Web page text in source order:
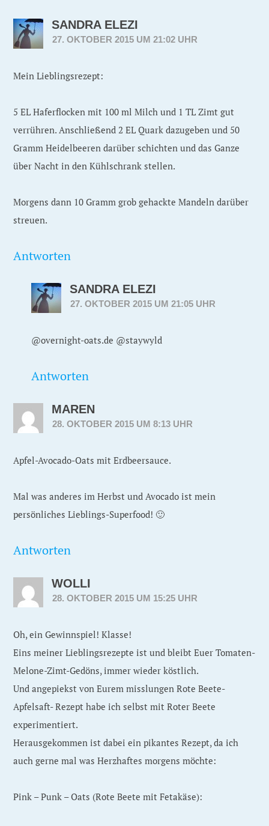
SANDRA ELEZI
27. OKTOBER 2015 UM 21:02 UHR
Mein Lieblingsrezept:
5 EL Haferflocken mit 100 ml Milch und 1 TL Zimt gut
verrühren. Anschließend 2 EL Quark dazugeben und 50
Gramm Heidelbeeren darüber schichten und das Ganze
über Nacht in den Kühlschrank stellen.
Morgens dann 10 Gramm grob gehackte Mandeln darüber
streuen.
Antworten
SANDRA ELEZI
27. OKTOBER 2015 UM 21:05 UHR
@overnight-oats.de @staywyld
Antworten
MAREN
28. OKTOBER 2015 UM 8:13 UHR
Apfel-Avocado-Oats mit Erdbeersauce.
Mal was anderes im Herbst und Avocado ist mein
persönliches Lieblings-Superfood! 🙂
Antworten
WOLLI
28. OKTOBER 2015 UM 15:25 UHR
Oh, ein Gewinnspiel! Klasse!
Eins meiner Lieblingsrezepte ist und bleibt Euer Tomaten-
Melone-Zimt-Gedöns, immer wieder köstlich.
Und angepiekst von Eurem misslungen Rote Beete-
Apfelsaft- Rezept habe ich selbst mit Roter Beete
experimentiert.
Herausgekommen ist dabei ein pikantes Rezept, da ich
auch gerne mal was Herzhaftes morgens möchte:
Pink – Punk – Oats (Rote Beete mit Fetakäse):